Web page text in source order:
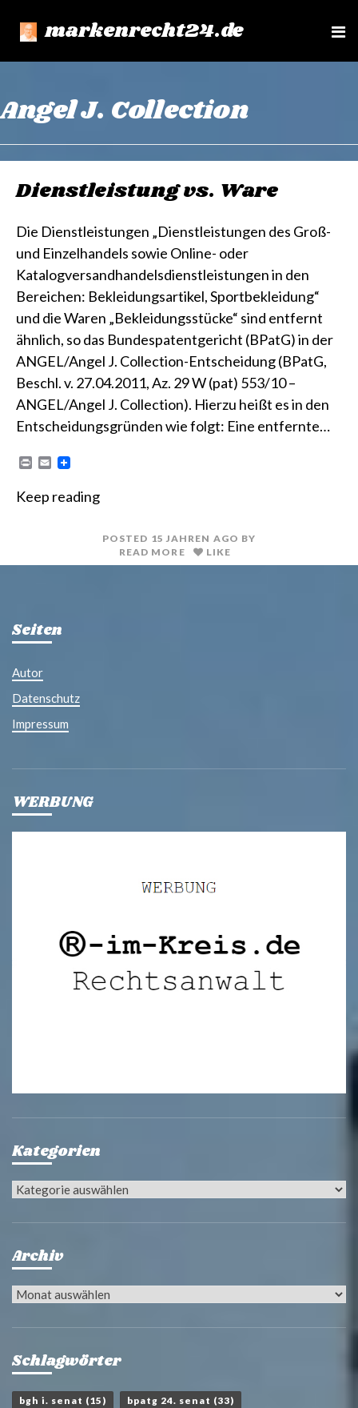
markenrecht24.de
e
Angel J. Collection
Dienstleistung vs. Ware
Die Dienstleistungen „Dienstleistungen des Groß-
und Einzelhandels sowie Online- oder
Katalogversandhandelsdienstleistungen in den
Bereichen: Bekleidungsartikel, Sportbekleidung“
und die Waren „Bekleidungsstücke“ sind entfernt
ähnlich, so das Bundespatentgericht (BPatG) in der
ANGEL/Angel J. Collection-Entscheidung (BPatG,
Beschl. v. 27.04.2011, Az. 29 W (pat) 553/10 –
ANGEL/Angel J. Collection). Hierzu heißt es in den
Entscheidungsgründen wie folgt: Eine entfernte…
n
E
i
Keep reading
POSTED 15 JAHREN AGO BY
READ MORE
LIKE
Seiten
Autor
Datenschutz
Impressum
WERBUNG
Kategorien
Kategorien
Archiv
Archiv
Schlagwörter
bgh i. senat (15) bpatg 24. senat (33)